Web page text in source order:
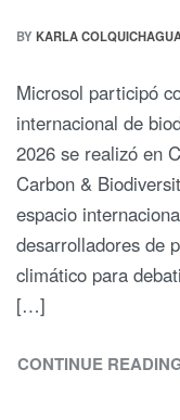
BY KARLA
Microsol participó
internacional de
2026 se realizó en
Carbon &
espacio
desarrolladores de
climático para
[…]
CONTINUE